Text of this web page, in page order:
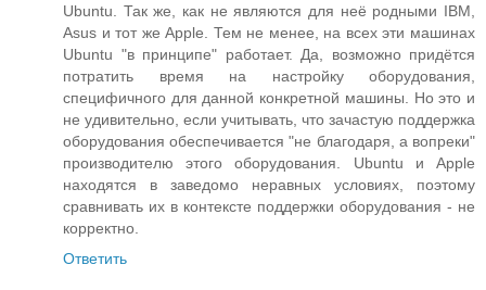
Ubuntu. Так же, как не являются для неё родными IBM,
Asus и тот же Apple. Тем не менее, на всех эти машинах
Ubuntu "в принципе" работает. Да, возможно придётся
потратить время на настройку оборудования,
специфичного для данной конкретной машины. Но это и
не удивительно, если учитывать, что зачастую поддержка
оборудования обеспечивается "не благодаря, а вопреки"
производителю этого оборудования. Ubuntu и Apple
находятся в заведомо неравных условиях, поэтому
сравнивать их в контексте поддержки оборудования - не
корректно.
Ответить